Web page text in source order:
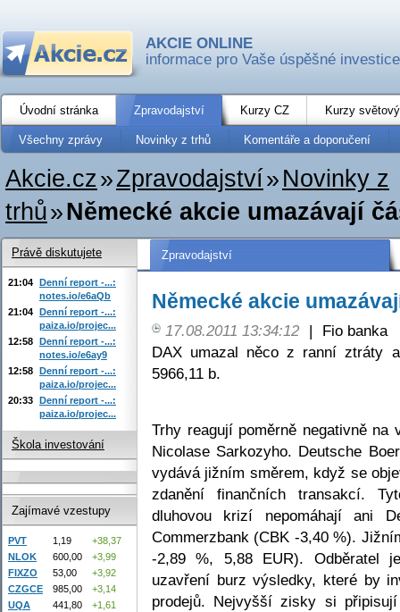
AKCIE ONLINE
informace pro Vaše úspěšné investice
Úvodní stránka Zpravodajství Kurzy CZ Kurzy
Všechny zprávy Novinky z trhů Komentáře a doporučení
Akcie.cz»Zpravodajství» Novinky z
trhů»Německé akcie umazávají
Zpravodajství
Německé akcie
17.08.2011 13:34:12 |
Fio banka
DAX umazal něco z ranní ztráty
5966,11 b.
Trhy reagují poměrně negativně
Nicolase Sarkozyho. Deutsche
vydává jižním směrem, když se
zdanění finančních transakcí.
dluhovou krizí nepomáhají ani
Commerzbank (CBK -3,40 %).
-2,89 %, 5,88 EUR). Odběratel
uzavření burz výsledky, které by
prodejů. Nejvyšší zisky si
Právě diskutujete
21:04 Denní report -...:
notes.io/e6aQb
21:04 Denní report -...:
paiza.io/projec...
12:58 Denní report -...:
notes.io/e6ay9
12:58 Denní report -...:
paiza.io/projec...
20:33 Denní report -...:
paiza.io/projec...
Škola investování
Zajímavé vzestupy
PVT 1,19
+38,37
NLOK
600,00
+3,99
FIXZO
53,00
+3,92
CZGCE
985,00
+3,14
UQA
441,80 +1,61